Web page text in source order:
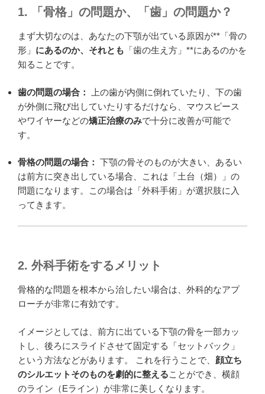
1. 「骨格」の問題か、「歯」の問題か？
まず大切なのは、あなたの下顎が出ている原因が**「骨の
形」 にあるのか、それとも 「歯の生え方」**にあるのかを
知ることです。
歯の問題の場合：
上の歯が内側に倒れていたり、下の歯
が外側に飛び出していたりするだけなら、マウスピース
やワイヤーなどの矯正治療のみで十分に改善が可能で
す。
骨格の問題の場合： 下顎の骨そのものが大きい、あるい
は前方に突き出している場合、これは「土台（畑）」の
問題になります。この場合は「外科手術」が選択肢に入
ってきます。
2. 外科手術をするメリット
骨格的な問題を根本から治したい場合は、外科的なアプ
ローチが非常に有効です。
イメージとしては、前方に出ている下顎の骨を一部カッ
トし、後ろにスライドさせて固定する「セットバック」
という方法などがあります。 これを行うことで、 顔立ち
のシルエットそのものを劇的に整えることができ、横顔
のライン（Eライン）が非常に美しくなります。